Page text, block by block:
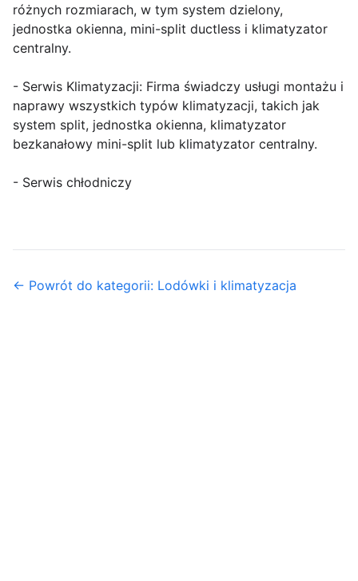
różnych rozmiarach, w tym system dzielony,
jednostka okienna, mini-split ductless i klimatyzator
centralny.
- Serwis Klimatyzacji: Firma świadczy usługi montażu i
naprawy wszystkich typów klimatyzacji, takich jak
system split, jednostka okienna, klimatyzator
bezkanałowy mini-split lub klimatyzator centralny.
- Serwis chłodniczy
← Powrót do kategorii: Lodówki i klimatyzacja